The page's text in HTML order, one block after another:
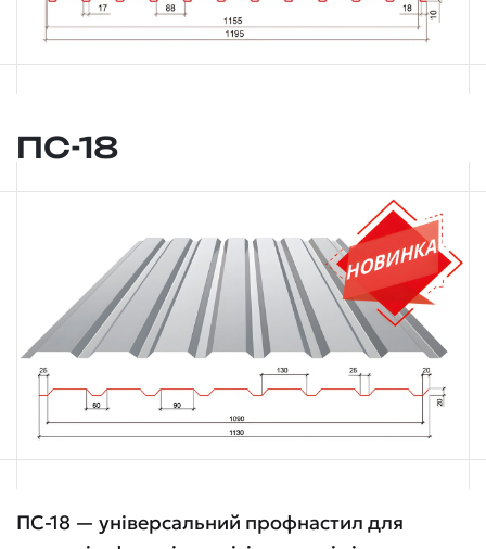
ПС-18
ПС-18 — універсальний профнастил для